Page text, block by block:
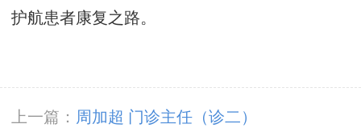
护航患者康复之路。
上一篇： 周加超 门诊主任（诊二）